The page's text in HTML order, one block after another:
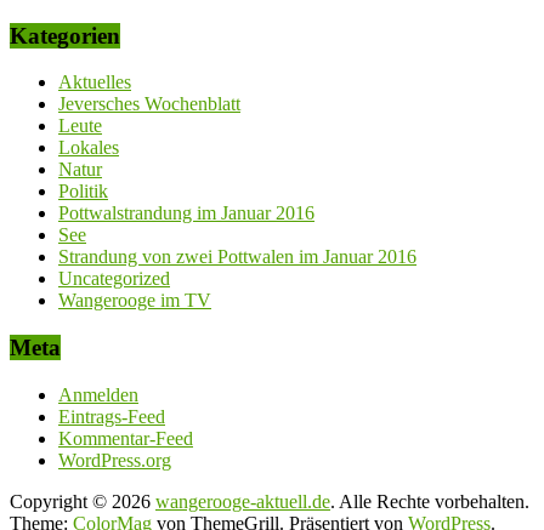
Kategorien
Aktuelles
Jeversches Wochenblatt
Leute
Lokales
Natur
Politik
Pottwalstrandung im Januar 2016
See
Strandung von zwei Pottwalen im Januar 2016
Uncategorized
Wangerooge im TV
Meta
Anmelden
Eintrags-Feed
Kommentar-Feed
WordPress.org
Copyright © 2026 wangerooge-aktuell.de. Alle Rechte vorbehalten.
Theme: ColorMag von ThemeGrill. Präsentiert von WordPress.